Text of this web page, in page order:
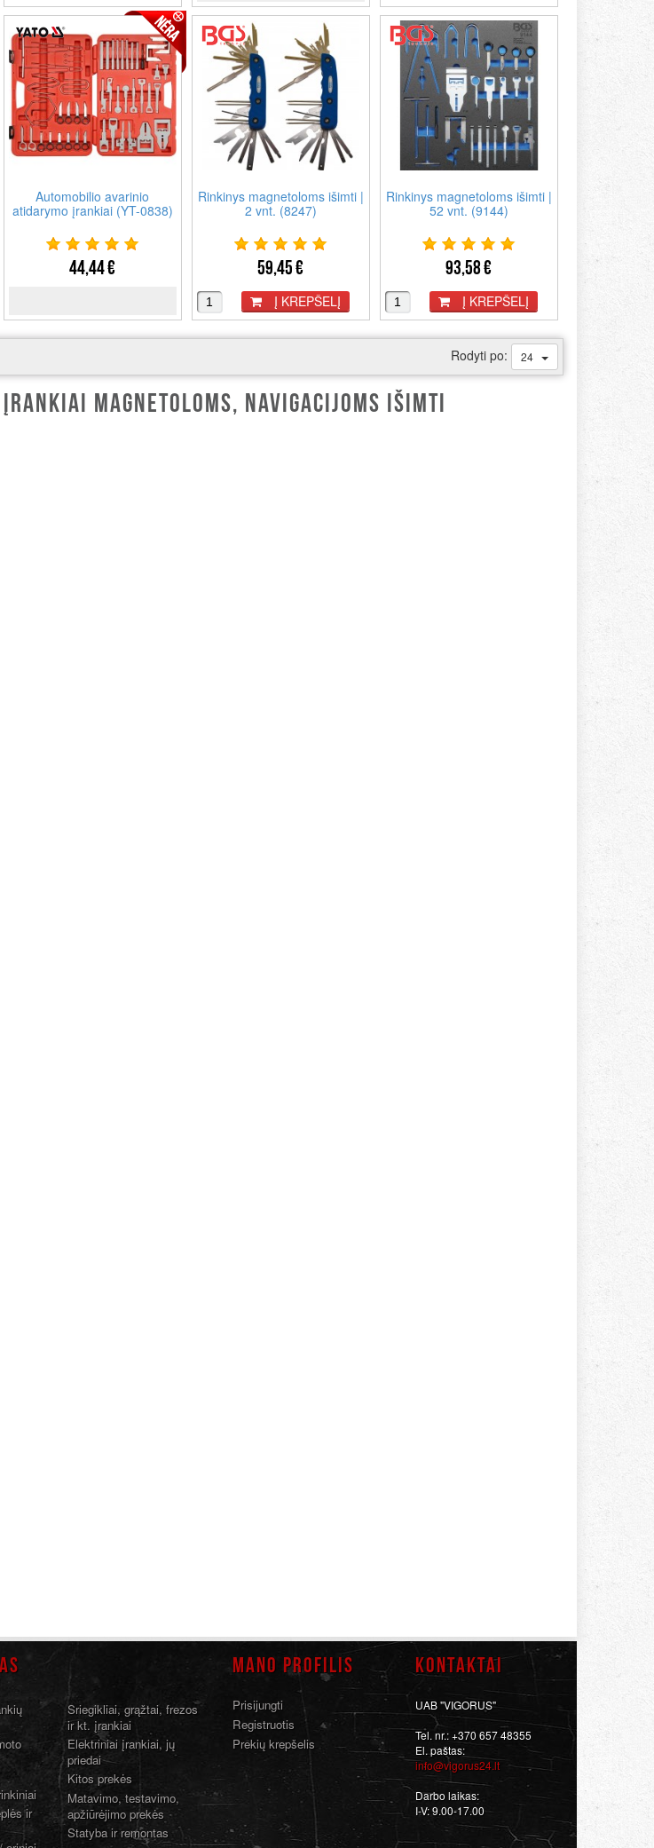
Automobilio avarinio
atidarymo įrankiai (YT-0838)
44,44 €
Rinkinys magnetoloms išimti |
2 vnt. (8247)
59,45 €
Į KREPŠELĮ
Rinkinys magnetoloms išimti |
52 vnt. (9144)
93,58 €
Į KREPŠELĮ
Rodyti po: 24
MAGNETOLOMS, NAVIGACIJOMS IŠIMTI
ir
Sriegikliai, grąžtai, frezos
ir kt. įrankiai
Elektriniai įrankiai, jų
priedai
Kitos prekės
Matavimo, testavimo,
apžiūrėjimo prekės
Statyba ir remontas
MANO PROFILIS
Prisijungti
Registruotis
Prekių krepšelis
KONTAKTAI
UAB "VIGORUS"
Tel. nr.: +370 657 48355
El. paštas:
info@vigorus24.lt
Darbo laikas:
I-V: 9.00-17.00